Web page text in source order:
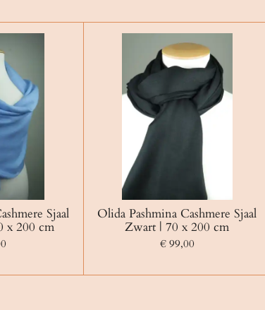
Sjaal
x 200 cm
Olida Pashmina Cashmere Sjaal
Zwart | 70 x 200 cm
€ 99,00